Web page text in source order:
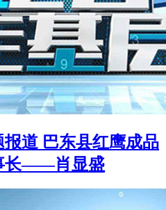
报道 巴东县红鹰成品
长——肖显盛